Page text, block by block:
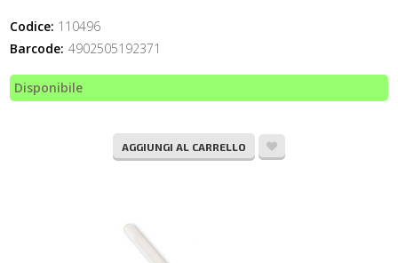
Codice: 110496
Barcode: 4902505192371
Disponibile
AGGIUNGI AL CARRELLO